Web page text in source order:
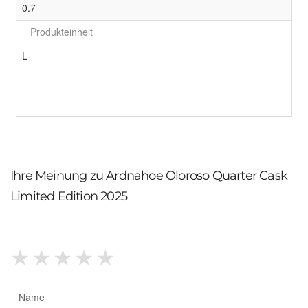
0.7
Produkteinheit
L
Ihre Meinung zu Ardnahoe Oloroso Quarter Cask
Limited Edition 2025
★★★★★